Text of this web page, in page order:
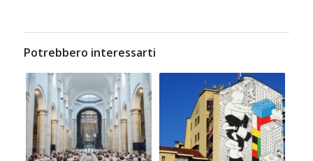
Potrebbero interessarti